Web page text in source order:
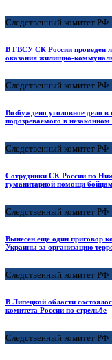
Следственный комитет РФ
В ГВСУ СК России проведен
оказания жилищно-
Следственный комитет РФ
Возбуждено уголовное дело
подозреваемого в
Следственный комитет РФ
Сотрудники СК России по
гуманитарной помощи
Следственный комитет РФ
Вынесен еще один приговор
Украины за организацию
Следственный комитет РФ
В Липецкой области
комитета России по стрельбе
Следственный комитет РФ